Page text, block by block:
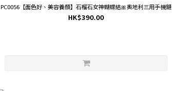
PC0056【面色好、美容養顏】石榴石女神蝴蝶結🎀奧地利三用手機鏈
HK$390.00